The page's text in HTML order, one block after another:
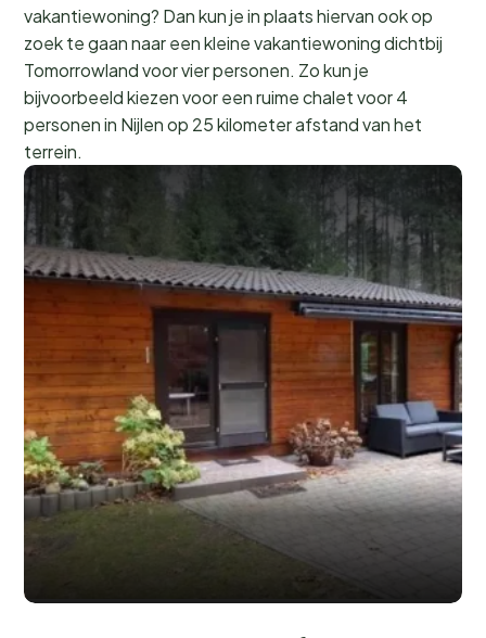
vakantiewoning? Dan kun je in plaats hiervan ook op
zoek te gaan naar een kleine vakantiewoning dichtbij
Tomorrowland voor vier personen. Zo kun je
bijvoorbeeld kiezen voor een ruime chalet voor 4
personen in Nijlen op 25 kilometer afstand van het
terrein.